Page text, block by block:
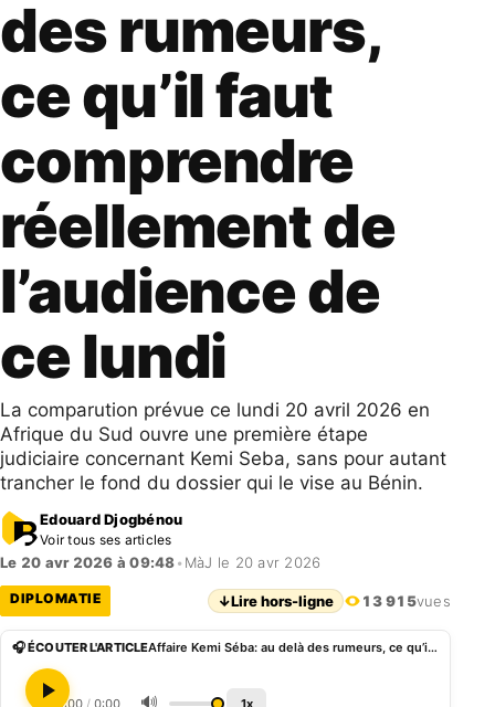
des rumeurs,
ce qu’il faut
comprendre
réellement de
l’audience de
ce lundi
La comparution prévue ce lundi 20 avril 2026 en
Afrique du Sud ouvre une première étape
judiciaire concernant Kemi Seba, sans pour autant
trancher le fond du dossier qui le vise au Bénin.
Edouard Djogbénou
Voir tous ses articles
Le 20 avr 2026 à 09:48• MàJ le 20 avr 2026
DIPLOMATIE ↓Lire hors-ligne 13 915vues
🎧 ÉCOUTER L'ARTICLE Affaire Kemi Séba: au delà des rumeurs, ce qu’il faut comprendre réellement de l’audience de ce lundi
0:00 / 0:00 🔊 1x